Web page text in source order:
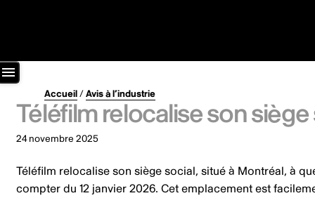
Accueil/Avis à l’industrie
Téléfilm relocalise son
24 novembre 2025
Téléfilm relocalise son siège social, situé à Montréal, à
compter du 12 janvier 2026. Cet emplacement est